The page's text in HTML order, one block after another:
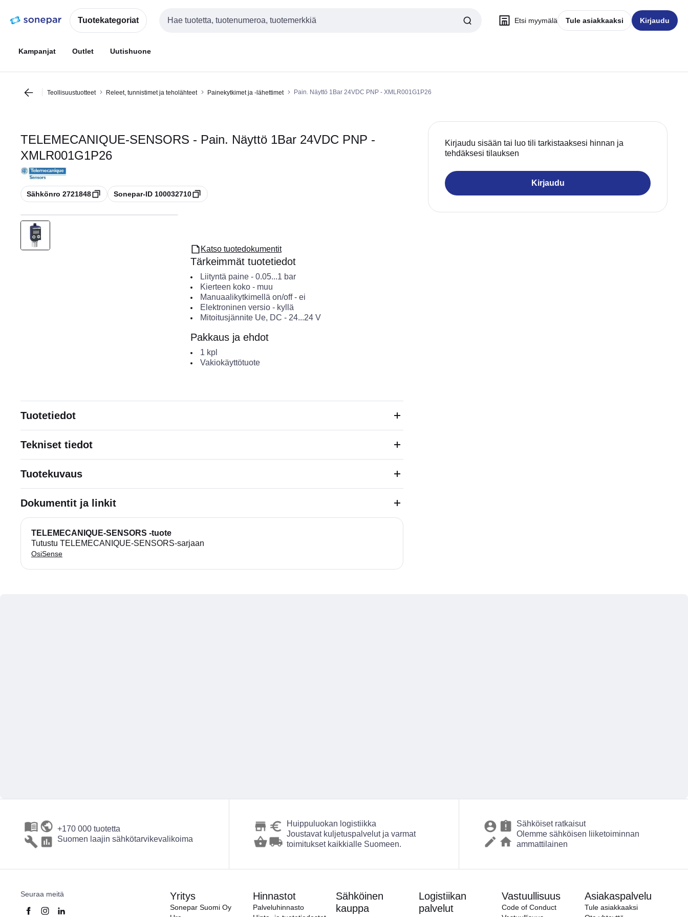
navigointiinsisältöön
Tuotekategoriat
Haku
Etsi myymälä Tule asiakkaaksi Kirjaudu
Kampanjat Outlet Uutishuone
Teollisuustuotteet Releet, tunnistimet ja teholähteet Painekytkimet ja -lähettimet Pain. Näyttö 1Bar 24VDC PNP - XMLR001G1P26
TELEMECANIQUE-SENSORS - Pain. Näyttö 1Bar 24VDC PNP -
XMLR001G1P26
Kopioi
Sähkönro 2721848 Kopioi
Sonepar-ID 100032710
Kirjaudu sisään tai luo tili tarkistaaksesi hinnan ja
tehdäksesi tilauksen
Kirjaudu
Katso tuotedokumentit
Tärkeimmät tuotetiedot
Liityntä paine- 0.05...1 bar
Kierteen koko- muu
Manuaalikytkimellä on/off- ei
Elektroninen versio- kyllä
Mitoitusjännite Ue, DC - 24...24 V
Pakkaus ja ehdot
1 kpl
Vakiokäyttötuote
Tuotetiedot
Tekniset tiedot
Tuotekuvaus
Dokumentit ja linkit
TELEMECANIQUE-SENSORS -tuote
Tutustu TELEMECANIQUE-SENSORS-sarjaan
OsiSense
+170 000 tuotetta
Suomen laajin sähkötarvikevalikoima
Huippuluokan logistiikka
Joustavat kuljetuspalvelut ja varmat
toimitukset kaikkialle Suomeen.
Sähköiset ratkaisut
Olemme sähköisen liiketoiminnan
ammattilainen
Seuraa meitä Yritys
Sonepar Suomi Oy
Hinnastot
Palveluhinnasto
Sähköinen
kauppa
Logistiikan
palvelut
Vastuullisuus
Code of Conduct
Asiakaspalvelu
Tule asiakkaaksi